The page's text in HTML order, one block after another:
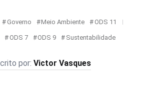
Governo Meio Ambiente ODS 11
ODS 7 ODS 9 Sustentabilidade
Victor Vasques